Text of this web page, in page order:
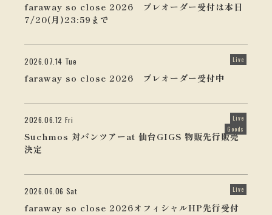
faraway so close 2026 プレオーダー受付は本日
7/20(月)23:59まで
2026.07.14 Tue Live
faraway so close 2026 プレオーダー受付中
2026.06.12 Fri
Live
Goods
Suchmos 対バンツアーat 仙台GIGS 物販先行販売
決定
2026.06.06 Sat Live
faraway so close 2026オフィシャルHP先行受付